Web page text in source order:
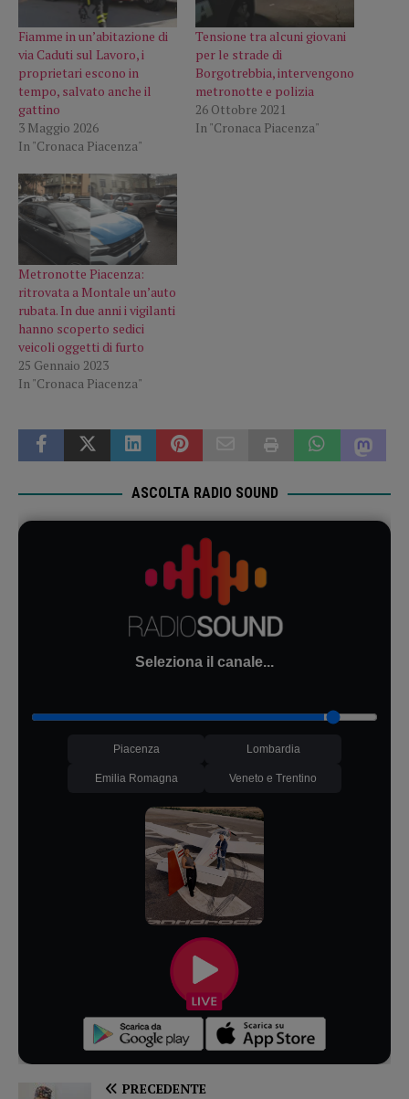
Fiamme in un’abitazione di
via Caduti sul Lavoro, i
proprietari escono in
tempo, salvato anche il
gattino
3 Maggio 2026
In "Cronaca Piacenza"
Tensione tra alcuni giovani
per le strade di
Borgotrebbia, intervengono
metronotte e polizia
26 Ottobre 2021
In "Cronaca Piacenza"
Metronotte Piacenza:
ritrovata a Montale un’auto
rubata. In due anni i vigilanti
hanno scoperto sedici
veicoli oggetti di furto
25 Gennaio 2023
In "Cronaca Piacenza"
ASCOLTA RADIO SOUND
Seleziona il canale...
Piacenza Lombardia
Emilia Romagna Veneto e Trentino
PRECEDENTE